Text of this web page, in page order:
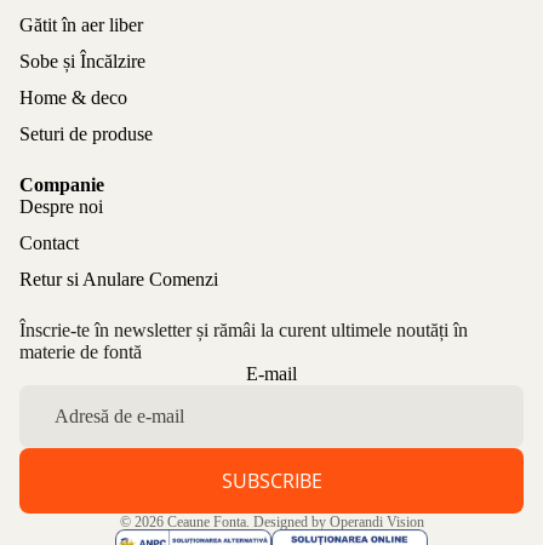
Gătit în aer liber
Sobe și Încălzire
Home & deco
Seturi de produse
Companie
Despre noi
Contact
Retur si Anulare Comenzi
Înscrie-te în newsletter și rămâi la curent ultimele noutăți în
materie de fontă
E-mail
SUBSCRIBE
© 2026 Ceaune Fonta. Designed by Operandi Vision
Politica de confidențialitate
Aviz legal